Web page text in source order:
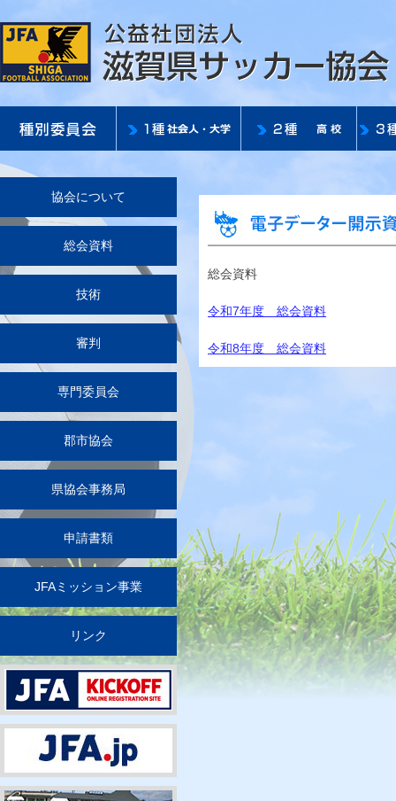
協会について
総会資料
技術
審判
専門委員会
郡市協会
県協会事務局
申請書類
JFAミッション事業
リンク
総会資料
令和7年度 総会資料
令和8年度 総会資料